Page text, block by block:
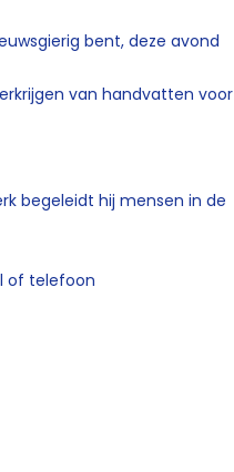
bent, deze avond
van handvatten voor
begeleidt hij mensen in de
of telefoon